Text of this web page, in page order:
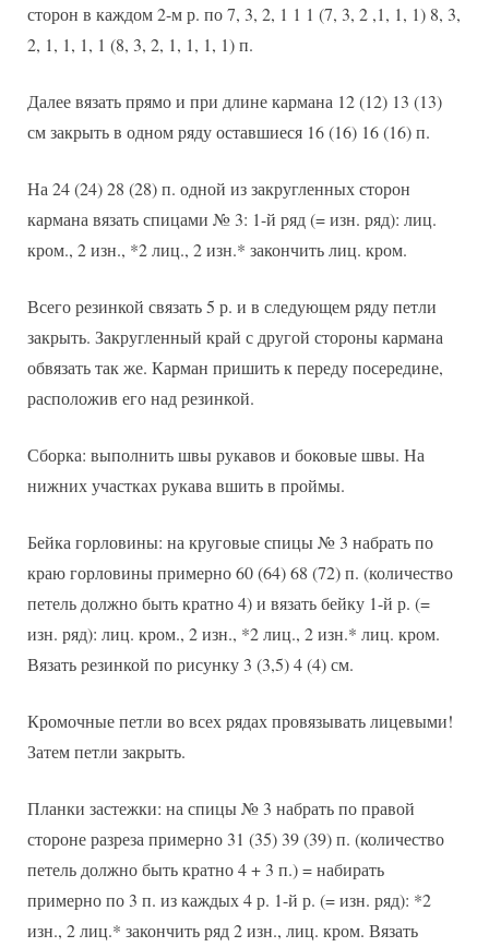
сторон в каждом 2-м р. по 7, 3, 2, 1 1 1 (7, 3, 2 ,1, 1, 1) 8, 3,
2, 1, 1, 1, 1 (8, 3, 2, 1, 1, 1, 1) п.
Далее вязать прямо и при длине кармана 12 (12) 13 (13)
см закрыть в одном ряду оставшиеся 16 (16) 16 (16) п.
На 24 (24) 28 (28) п. одной из закругленных сторон
кармана вязать спицами № 3: 1-й ряд (= изн. ряд): лиц.
кром., 2 изн., *2 лиц., 2 изн.* закончить лиц. кром.
Всего резинкой связать 5 р. и в следующем ряду петли
закрыть. Закругленный край с другой стороны кармана
обвязать так же. Карман пришить к переду посередине,
расположив его над резинкой.
Сборка: выполнить швы рукавов и боковые швы. На
нижних участках рукава вшить в проймы.
Бейка горловины: на круговые спицы № 3 набрать по
краю горловины примерно 60 (64) 68 (72) п. (количество
петель должно быть кратно 4) и вязать бейку 1-й р. (=
изн. ряд): лиц. кром., 2 изн., *2 лиц., 2 изн.* лиц. кром.
Вязать резинкой по рисунку 3 (3,5) 4 (4) см.
Кромочные петли во всех рядах провязывать лицевыми!
Затем петли закрыть.
Планки застежки: на спицы № 3 набрать по правой
стороне разреза примерно 31 (35) 39 (39) п. (количество
петель должно быть кратно 4 + 3 п.) = набирать
примерно по 3 п. из каждых 4 р. 1-й р. (= изн. ряд): *2
изн., 2 лиц.* закончить ряд 2 изн., лиц. кром. Вязать